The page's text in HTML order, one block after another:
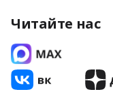
Читайте нас